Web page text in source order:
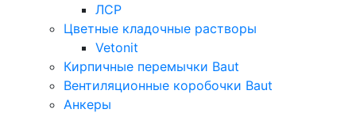
ЛСР
Цветные кладочные растворы
Vetonit
Кирпичные перемычки Baut
Вентиляционные коробочки Baut
Анкеры